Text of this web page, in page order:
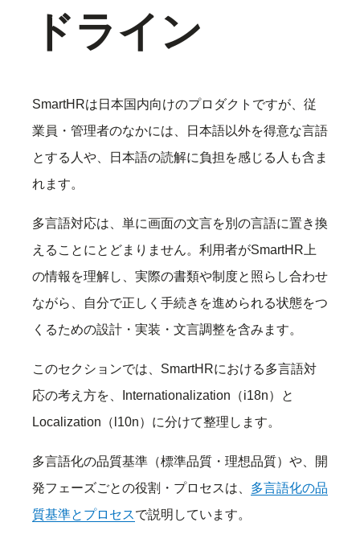
ドライン
SmartHRは日本国内向けのプロダクトですが、従
業員・管理者のなかには、日本語以外を得意な言語
とする人や、日本語の読解に負担を感じる人も含ま
れます。
多言語対応は、単に画面の文言を別の言語に置き換
えることにとどまりません。利用者がSmartHR上
の情報を理解し、実際の書類や制度と照らし合わせ
ながら、自分で正しく手続きを進められる状態をつ
くるための設計・実装・文言調整を含みます。
このセクションでは、SmartHRにおける多言語対
応の考え方を、Internationalization（i18n）と
Localization（l10n）に分けて整理します。
多言語化の品質基準（標準品質・理想品質）や、開
発フェーズごとの役割・プロセスは、 多言語化の品
質基準とプロセスで説明しています。